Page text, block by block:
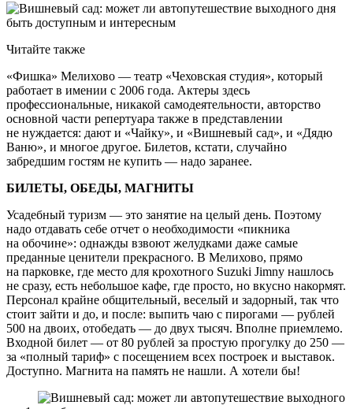
Читайте также
«Фишка» Мелихово — театр «Чеховская студия», который
работает в имении с 2006 года. Актеры здесь
профессиональные, никакой самодеятельности, авторство
основной части репертуара также в представлении
не нуждается: дают и «Чайку», и «Вишневый сад», и «Дядю
Ваню», и многое другое. Билетов, кстати, случайно
забредшим гостям не купить — надо заранее.
БИЛЕТЫ, ОБЕДЫ, МАГНИТЫ
Усадебный туризм — это занятие на целый день. Поэтому
надо отдавать себе отчет о необходимости «пикника
на обочине»: однажды взвоют желудками даже самые
преданные ценители прекрасного. В Мелихово, прямо
на парковке, где место для крохотного Suzuki Jimny нашлось
не сразу, есть небольшое кафе, где просто, но вкусно накормят.
Персонал крайне общительный, веселый и задорный, так что
стоит зайти и до, и после: выпить чаю с пирогами — рублей
500 на двоих, отобедать — до двух тысяч. Вполне приемлемо.
Входной билет — от 80 рублей за простую прогулку до 250 —
за «полный тариф» с посещением всех построек и выставок.
Доступно. Магнита на память не нашли. А хотели бы!